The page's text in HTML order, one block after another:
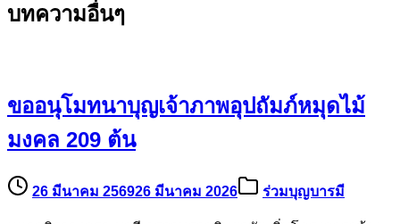
บทความอื่นๆ
ขออนุโมทนาบุญเจ้าภาพอุปถัมภ์หมุดไม้
มงคล 209 ต้น
26 มีนาคม 256926 มีนาคม 2026 ร่วมบุญบารมี